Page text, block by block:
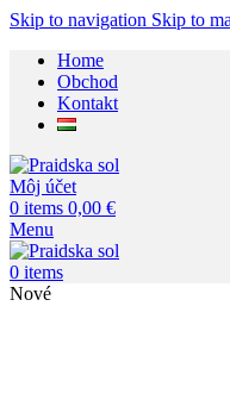
Skip to navigation Skip to
Home
Obchod
Kontakt
Môj účet
0 items 0,00 €
Menu
0 items
Nové